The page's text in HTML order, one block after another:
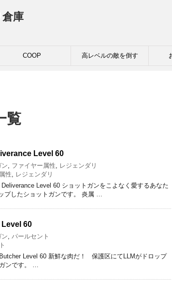
庫
COOP 高レベルの敵を倒す
覧
Level 60
ン, ファイヤー属性, レジェンダリ
性, レジェンダリ
Level 60 ショットガンをこよなく愛するあなた
プしたショットガンです。 炎属 …
60
ン, パールセント
Level 60 新鮮な肉だ！ 保護区にてLLMがドロップ
ンです。 …